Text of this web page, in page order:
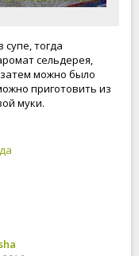
тогда
сельдерея,
можно было
приготовить из
муки.